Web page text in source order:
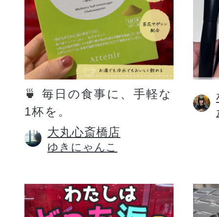
定期お届けサ
スキンケア人気ライン
ドレススノー
🍵 毎日の食事に、手軽な
1杯を。
大丸心斎橋店
ゆきにゃんこ